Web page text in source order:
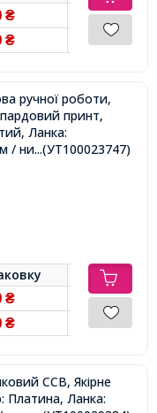
₴
₴
ручної роботи,
принт,
Ланка:
/ нитка,...(УТ100023747)
₴
₴
CCB, Якірне
Платина, Ланка: